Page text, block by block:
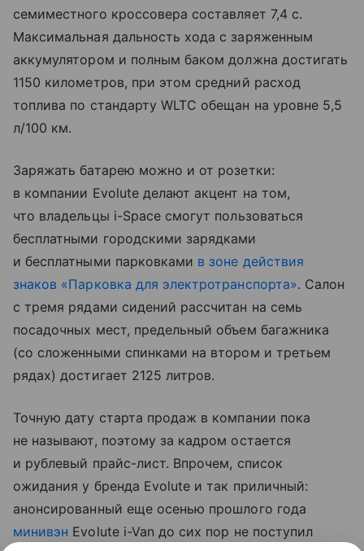
семиместного кроссовера составляет 7,4 с.
Максимальная дальность хода с заряженным
аккумулятором и полным баком должна достигать
1150 километров, при этом средний расход
топлива по стандарту WLTC обещан на уровне 5,5
л/100 км.
Заряжать батарею можно и от розетки:
в компании Evolute делают акцент на том,
что владельцы i-Space смогут пользоваться
бесплатными городскими зарядками
и бесплатными парковками в зоне действия
знаков «Парковка для электротранспорта». Салон
с тремя рядами сидений рассчитан на семь
посадочных мест, предельный объем багажника
(со сложенными спинками на втором и третьем
рядах) достигает 2125 литров.
Точную дату старта продаж в компании пока
не называют, поэтому за кадром остается
и рублевый прайс-лист. Впрочем, список
ожидания у бренда Evolute и так приличный:
анонсированный еще осенью прошлого года
минивэн Evolute i-Van до сих пор не поступил